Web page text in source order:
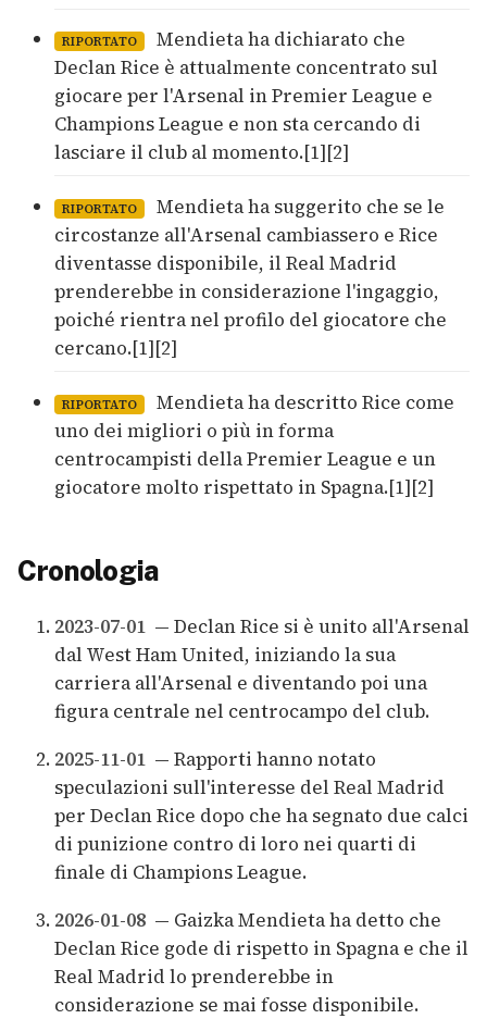
RIPORTATO
Mendieta ha dichiarato che
Declan Rice è attualmente concentrato sul
giocare per l'Arsenal in Premier League e
Champions League e non sta cercando di
lasciare il club al momento.[1][2]
RIPORTATO
Mendieta ha suggerito che se le
circostanze all'Arsenal cambiassero e Rice
diventasse disponibile, il Real Madrid
prenderebbe in considerazione l'ingaggio,
poiché rientra nel profilo del giocatore che
cercano.[1][2]
RIPORTATO
Mendieta ha descritto Rice come
uno dei migliori o più in forma
centrocampisti della Premier League e un
giocatore molto rispettato in Spagna.[1][2]
Cronologia
2023-07-01 — Declan Rice si è unito all'Arsenal
dal West Ham United, iniziando la sua
carriera all'Arsenal e diventando poi una
figura centrale nel centrocampo del club.
2025-11-01 — Rapporti hanno notato
speculazioni sull'interesse del Real Madrid
per Declan Rice dopo che ha segnato due calci
di punizione contro di loro nei quarti di
finale di Champions League.
2026-01-08 — Gaizka Mendieta ha detto che
Declan Rice gode di rispetto in Spagna e che il
Real Madrid lo prenderebbe in
considerazione se mai fosse disponibile.